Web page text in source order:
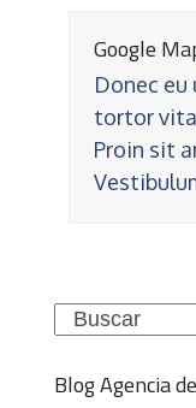
Google
Donec eu
tortor
Proin sit
Search
Blog Agencia